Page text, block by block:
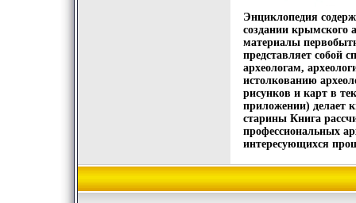
Энциклопедия
создании крымского
материалы
представляет собой
археологам,
истолкованию
рисунков и карт в
приложении) делает
старины Книга
профессиональных
интересующихся